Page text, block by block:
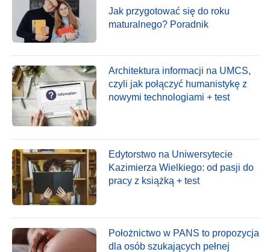
Jak przygotować się do roku
maturalnego? Poradnik
Architektura informacji na UMCS,
czyli jak połączyć humanistykę z
nowymi technologiami + test
Edytorstwo na Uniwersytecie
Kazimierza Wielkiego: od pasji do
pracy z książką + test
Położnictwo w PANS to propozycja
dla osób szukających pełnej